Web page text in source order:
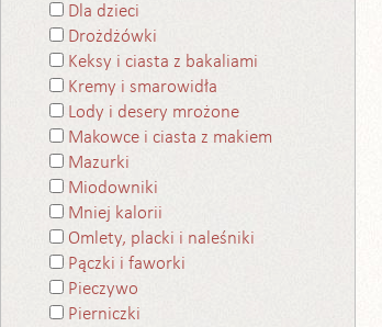
Dla dzieci
Drożdżówki
Keksy i ciasta z bakaliami
Kremy i smarowidła
Lody i desery mrożone
Makowce i ciasta z makiem
Mazurki
Miodowniki
Mniej kalorii
Omlety, placki i naleśniki
Pączki i faworki
Pieczywo
Pierniczki